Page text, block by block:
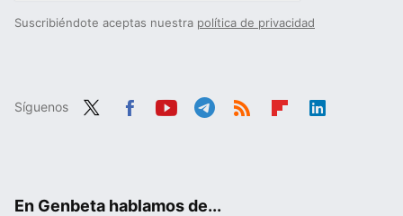
Suscribiéndote aceptas nuestra política de privacidad
Síguenos
En Genbeta hablamos de...